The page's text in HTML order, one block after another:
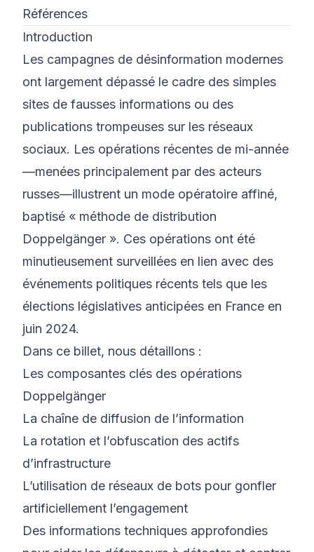
Références
Introduction
Les campagnes de désinformation modernes
ont largement dépassé le cadre des simples
sites de fausses informations ou des
publications trompeuses sur les réseaux
sociaux. Les opérations récentes de mi-année
—menées principalement par des acteurs
russes—illustrent un mode opératoire affiné,
baptisé « méthode de distribution
Doppelgänger ». Ces opérations ont été
minutieusement surveillées en lien avec des
événements politiques récents tels que les
élections législatives anticipées en France en
juin 2024.
Dans ce billet, nous détaillons :
Les composantes clés des opérations
Doppelgänger
La chaîne de diffusion de l’information
La rotation et l’obfuscation des actifs
d’infrastructure
L’utilisation de réseaux de bots pour gonfler
artificiellement l’engagement
Des informations techniques approfondies